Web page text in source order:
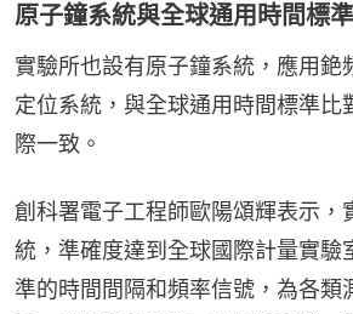
原子鐘系統與全球通用時間標
實驗所也設有原子鐘系統，應用銫
定位系統，與全球通用時間標準比
際一致。
創科署電子工程師歐陽頌輝表示，
統，準確度達到全球國際計量實驗
準的時間間隔和頻率信號，為各類